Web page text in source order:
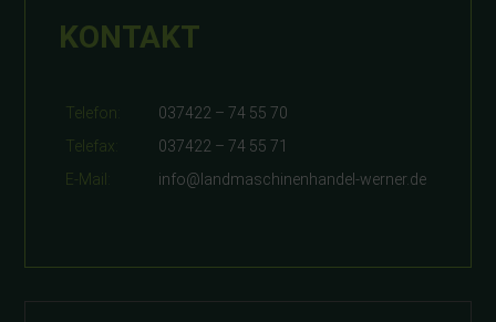
KONTAKT
Telefon:
037422 – 74 55 70
Telefax:
037422 – 74 55 71
E-Mail:
info@landmaschinenhandel-werner.de